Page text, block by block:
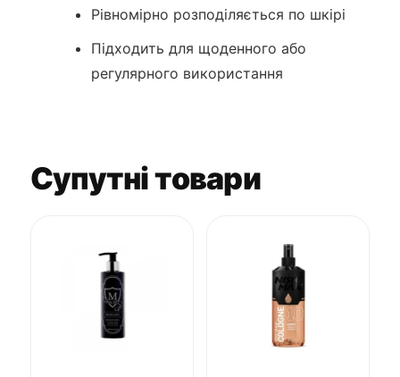
Рівномірно розподіляється по шкірі
Підходить для щоденного або
регулярного використання
Супутні товари